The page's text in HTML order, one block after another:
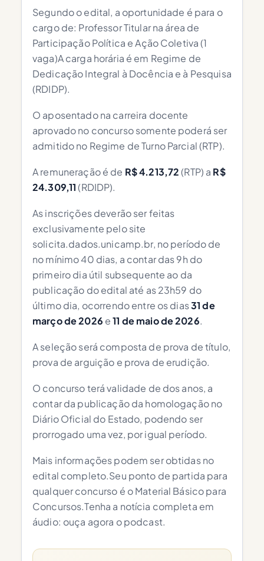
Segundo o edital, a oportunidade é para o
cargo de: Professor Titular na área de
Participação Política e Ação Coletiva (1
vaga)A carga horária é em Regime de
Dedicação Integral à Docência e à Pesquisa
(RDIDP).
O aposentado na carreira docente
aprovado no concurso somente poderá ser
admitido no Regime de Turno Parcial (RTP).
A remuneração é de R$ 4.213,72(RTP) a R$
24.309,11(RDIDP).
As inscrições deverão ser feitas
exclusivamente pelo site
solicita.dados.unicamp.br, no período de
no mínimo 40 dias, a contar das 9h do
primeiro dia útil subsequente ao da
publicação do edital até as 23h59 do
último dia, ocorrendo entre os dias31 de
março de 2026 e11 de maio de 2026.
A seleção será composta de prova de título,
prova de arguição e prova de erudição.
O concurso terá validade de dos anos, a
contar da publicação da homologação no
Diário Oficial do Estado, podendo ser
prorrogado uma vez, por igual período.
Mais informações podem ser obtidas no
edital completo.Seu ponto de partida para
qualquer concurso é o Material Básico para
Concursos.Tenha a notícia completa em
áudio: ouça agora o podcast.